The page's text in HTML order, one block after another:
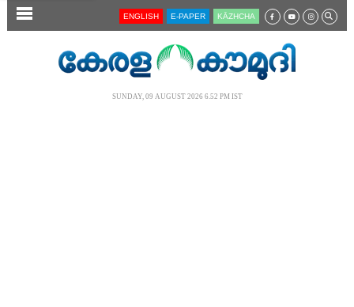
SECTIONS ENGLISH E-PAPER KĀZHCHA
SUNDAY, 09 AUGUST 2026 6.52 PM IST